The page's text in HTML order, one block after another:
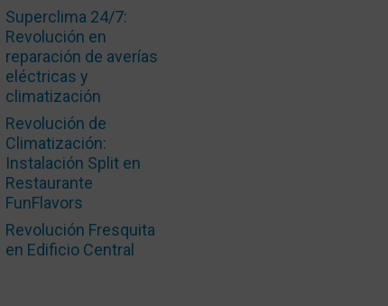
Superclima 24/7:
Revolución en
reparación de averías
eléctricas y
climatización
Revolución de
Climatización:
Instalación Split en
Restaurante
FunFlavors
Revolución Fresquita
en Edificio Central